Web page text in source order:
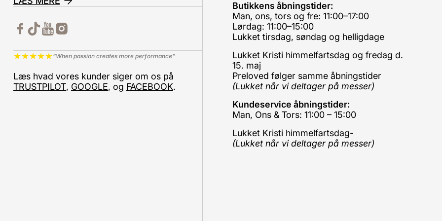
★★★★★“When passion creates more performance”
Læs hvad vores kunder siger om os på
TRUSTPILOT, GOOGLE, og FACEBOOK.
Butikkens åbningstider:
Man, ons, tors og fre: 11:00–17:00
Lørdag: 11:00–15:00
Lukket tirsdag, søndag og helligdage
Lukket Kristi himmelfartsdag og fredag d.
15. maj
Preloved følger samme åbningstider
(Lukket når vi deltager på messer)
Kundeservice åbningstider:
Man, Ons & Tors: 11:00 – 15:00
Lukket Kristi himmelfartsdag-
(Lukket når vi deltager på messer)